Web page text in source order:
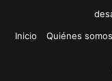
Inicio
Quiénes somos